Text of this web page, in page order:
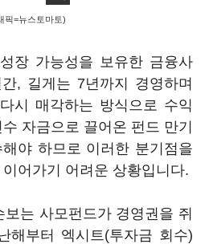
픽=뉴스토마토)
장 가능성을 보유한 금융사
, 길게는 7년까지 경영하며
시 매각하는 방식으로 수익
자금으로 끌어온 펀드 만기
야 하므로 이러한 분기점을
어가기 어려운 상황입니다.
보는 사모펀드가 경영권을 쥐
해부터 엑시트(투자금 회수)